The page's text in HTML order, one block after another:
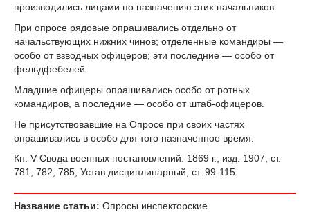
производились лицами по назначению этих начальников.
При опросе рядовые опрашивались отдельно от
начальствующих нижних чинов; отделенные командиры —
особо от взводных офицеров; эти последние — особо от
фельдфебелей.
Младшие офицеры опрашивались особо от ротных
командиров, а последние — особо от штаб-офицеров.
Не присутствовавшие на Опросе при своих частях
опрашивались в особо для того назначенное время.
Кн. V Свода военных постановлений. 1869 г., изд. 1907, ст.
781, 782, 785; Устав дисциплинарный, ст. 99-115.
Название статьи: Опросы инспекторские